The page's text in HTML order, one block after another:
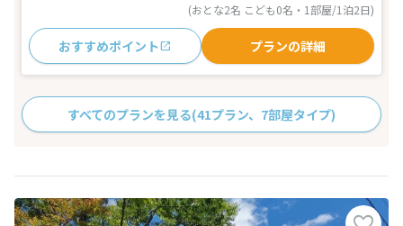
(おとな2名 こども0名・1部屋/1泊2日)
おすすめポイント プランの詳細
すべてのプランを見る(41プラン、7部屋タイプ)